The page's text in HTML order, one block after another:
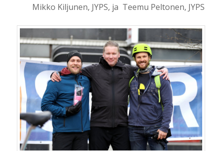
Mikko Kiljunen, JYPS, ja Teemu Peltonen, JYPS